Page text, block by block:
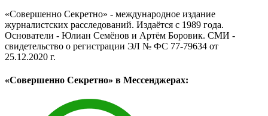
«Совершенно Секретно» - международное издание
журналистских расследований. Издаётся с 1989 года.
Основатели - Юлиан Семёнов и Артём Боровик. CМИ -
свидетельство о регистрации ЭЛ № ФС 77-79634 от
25.12.2020 г.
«Совершенно Секретно» в Мессенджерах: